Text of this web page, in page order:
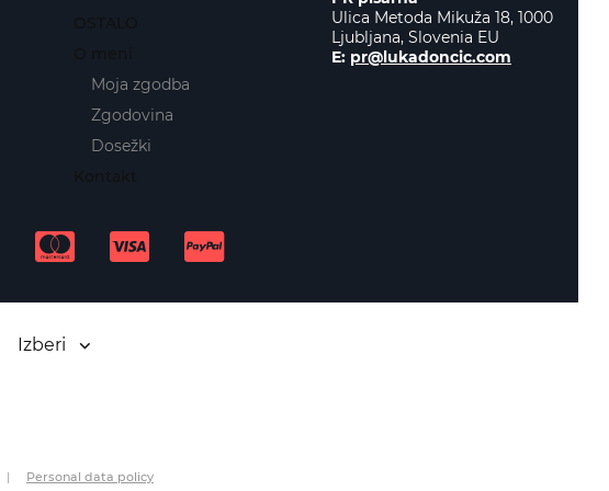
Moja zgodba
Zgodovina
Dosežki
Ulica Metoda Mikuža 18, 1000
Ljubljana, Slovenia EU
E: pr@lukadoncic.com
Izberi
| Personal data policy